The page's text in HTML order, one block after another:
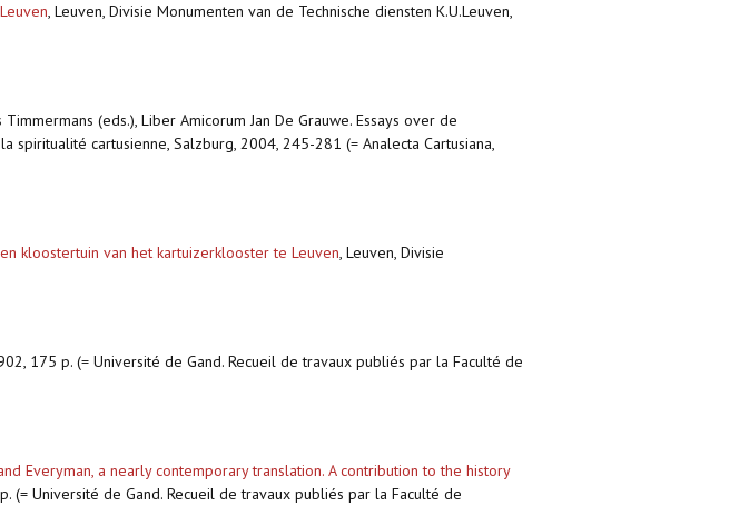
, Leuven, Divisie Monumenten van de Technische diensten K.U.Leuven,
Timmermans (eds.), Liber Amicorum Jan De Grauwe. Essays over de
cartusienne, Salzburg, 2004, 245-281 (= Analecta Cartusiana,
kloostertuin van het kartuizerklooster te Leuven, Leuven, Divisie
175 p. (= Université de Gand. Recueil de travaux publiés par la Faculté de
Everyman, a nearly contemporary translation. A contribution to the history
(= Université de Gand. Recueil de travaux publiés par la Faculté de